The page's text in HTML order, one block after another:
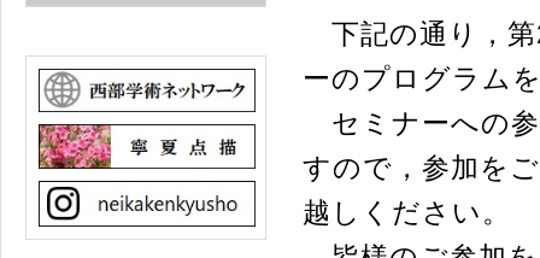
下記の通り，第
ーのプログラム
セミナーへの
すので，参加を
越しください。